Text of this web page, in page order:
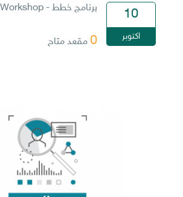
10
اكتوبر
برنامج خطط - Online Workshop
0 مقعد متاح